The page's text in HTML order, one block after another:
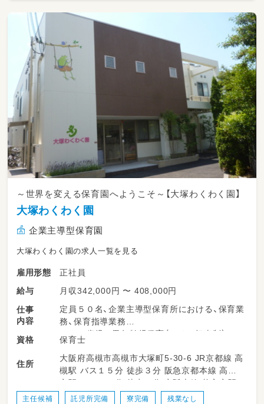
指導経験や施設での就業経験がなくても大丈夫
です。正社員登用の可能性もあるので今後の長
期キャリアの形成にも有利です。
保護者の方に送迎をお願いしているので、送迎
業務はありません★
～世界を変える保育園へようこそ～【大塚わくわく園】
大塚わくわく園
企業主導型保育園
大塚わくわく園の求人一覧を見る
雇用形態
正社員
給与
月収342,000円 〜 408,000円
仕事
内容
定員５０名、企業主導型保育所における、保育業
務、保育指導業務
３～５歳児は異年齢児保育（エリア担当制）とい
う考え方。
０～２歳児は担当保育（コーナー、時差保育）と
いう考え方。
ＣＡＰ、ＣＳＰ、ＰＭを中心とした保育を展開。
資格 保育士
住所
大阪府高槻市高槻市大塚町5-30-6 JR京都線 高
槻駅 バス１５分 徒歩３分 阪急京都本線 高槻
市駅 バス１５分 徒歩３分 京阪本線 枚方市駅
バス１５分 徒歩３分
主任候補 託児所完備 寮完備 残業なし